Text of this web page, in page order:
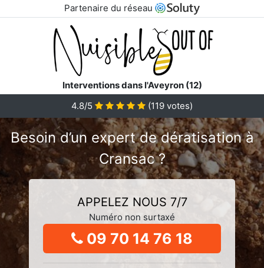
Partenaire du réseau
Interventions dans l'Aveyron (12)
4.8/5
(119 votes)
Besoin d’un expert de dératisation à
Cransac ?
APPELEZ NOUS 7/7
Numéro non surtaxé
09 70 14 76 18